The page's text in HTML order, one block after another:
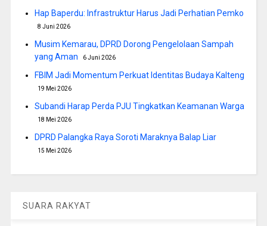
Hap Baperdu: Infrastruktur Harus Jadi Perhatian Pemko
8 Juni 2026
Musim Kemarau, DPRD Dorong Pengelolaan Sampah
yang Aman
6 Juni 2026
FBIM Jadi Momentum Perkuat Identitas Budaya Kalteng
19 Mei 2026
Subandi Harap Perda PJU Tingkatkan Keamanan Warga
18 Mei 2026
DPRD Palangka Raya Soroti Maraknya Balap Liar
15 Mei 2026
SUARA RAKYAT